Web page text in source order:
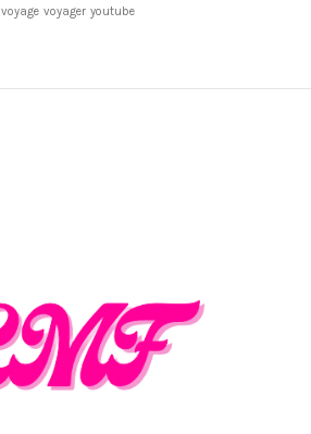
voyage voyager youtube